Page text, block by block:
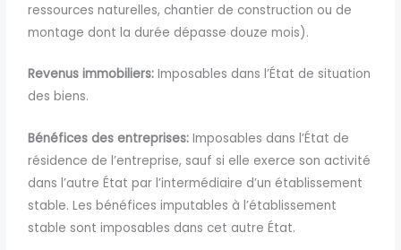
ressources naturelles, chantier de construction ou de
montage dont la durée dépasse douze mois).
Revenus immobiliers: Imposables dans l’État de situation
des biens.
Bénéfices des entreprises: Imposables dans l’État de
résidence de l’entreprise, sauf si elle exerce son activité
dans l’autre État par l’intermédiaire d’un établissement
stable. Les bénéfices imputables à l’établissement
stable sont imposables dans cet autre État.